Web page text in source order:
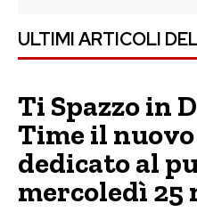
ULTIMI ARTICOLI
Ti Spazzo in
Time il
dedicato al
mercoledì 25